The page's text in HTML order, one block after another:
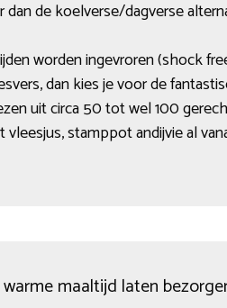
dan de koelverse/dagverse
worden ingevroren (shock
dan kies je voor de
uit circa 50 tot wel 100
stamppot andijvie al
maaltijd laten